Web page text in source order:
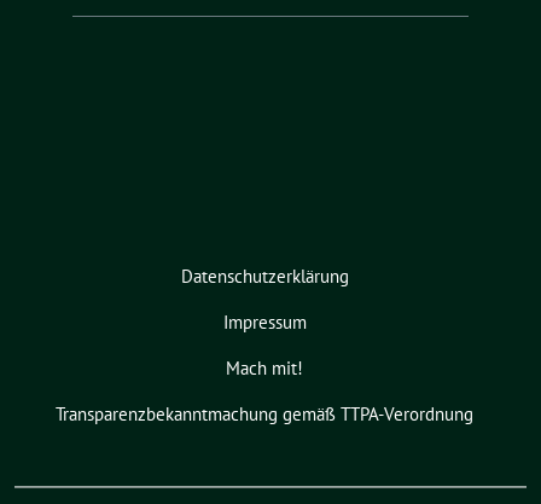
Datenschutzerklärung
Impressum
Mach mit!
Transparenzbekanntmachung gemäß TTPA-Verordnung